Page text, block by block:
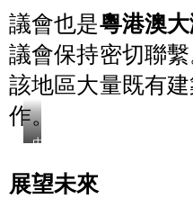
議會也是粵港澳
議會保持密切聯
該地區大量既有
作。
由
港
綠
展望未來